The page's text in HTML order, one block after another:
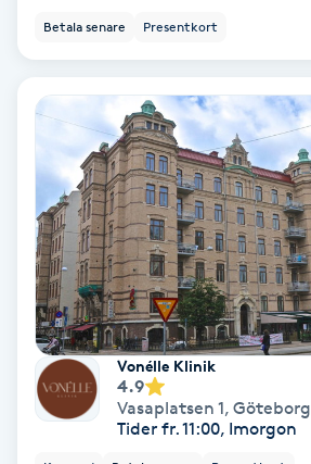
Pedikyr
Pensionärklippning
Permanent
Permanent hårborttagning
Permanent ögonbrynsmakeup
Betala senare Presentkort
Vonélle Klinik
4.9
Vasaplatsen 1, Göteborg
Tider fr. 11:00, Imorgon